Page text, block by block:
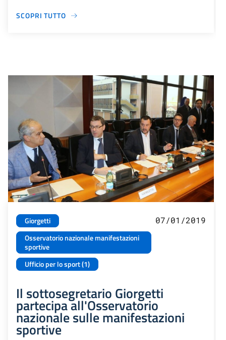
SCOPRI TUTTO
Giorgetti
Osservatorio nazionale manifestazioni
sportive
Ufficio per lo sport (1)
07/01/2019
Il sottosegretario Giorgetti
partecipa all'Osservatorio
nazionale sulle manifestazioni
sportive